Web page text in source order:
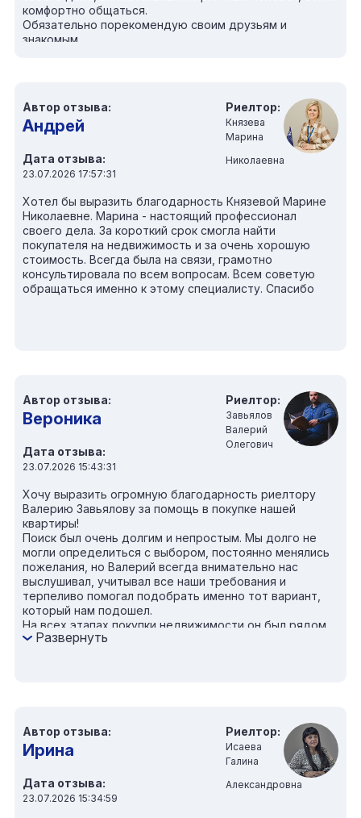
комфортно общаться.
Обязательно порекомендую своим друзьям и
знакомым.
Автор отзыва:
Андрей
Дата отзыва:
23.07.2026 17:57:31
Риелтор:
Князева
Марина
Николаевна
Хотел бы выразить благодарность Князевой Марине
Николаевне. Марина - настоящий профессионал
своего дела. За короткий срок смогла найти
покупателя на недвижимость и за очень хорошую
стоимость. Всегда была на связи, грамотно
консультировала по всем вопросам. Всем советую
обращаться именно к этому специалисту. Спасибо
Автор отзыва:
Вероника
Дата отзыва:
23.07.2026 15:43:31
Риелтор:
Завьялов
Валерий
Олегович
Хочу выразить огромную благодарность риелтору
Валерию Завьялову за помощь в покупке нашей
квартиры!
Поиск был очень долгим и непростым. Мы долго не
могли определиться с выбором, постоянно менялись
пожелания, но Валерий всегда внимательно нас
выслушивал, учитывал все наши требования и
терпеливо помогал подобрать именно тот вариант,
который нам подошел.
На всех этапах покупки недвижимости он был рядом,
отвечал на любые вопросы, помогал разобраться со
связи и полностью погружен в свою работу.
Спасибо вам за профессионализм, терпение,
ответственность и искреннее желание помочь.
Однозначно рекомендую Валерия всем, кто ищет
надежного и грамотного специалиста по
недвижимости!
Развернуть
Автор отзыва:
Ирина
Дата отзыва:
23.07.2026 15:34:59
Риелтор:
Исаева
Галина
Александровна